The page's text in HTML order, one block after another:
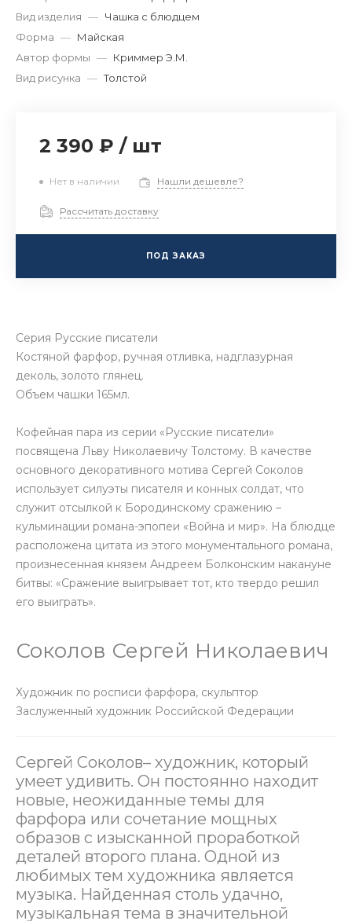
Вид изделия — Чашка с блюдцем
Форма — Майская
Автор формы — Криммер Э.М.
Вид рисунка — Толстой
2 390 ₽ / шт
Нет в наличии Нашли дешевле?
Рассчитать доставку
ПОД ЗАКАЗ
Серия Русские писатели
Костяной фарфор, ручная отливка, надглазурная
деколь, золото глянец.
Объем чашки 165мл.
Кофейная пара из серии «Русские писатели»
посвящена Льву Николаевичу Толстому. В качестве
основного декоративного мотива Сергей Соколов
использует силуэты писателя и конных солдат, что
служит отсылкой к Бородинскому сражению –
кульминации романа-эпопеи «Война и мир». На блюдце
расположена цитата из этого монументального романа,
произнесенная князем Андреем Болконским накануне
битвы: «Сражение выигрывает тот, кто твердо решил
его выиграть».
Соколов Сергей Николаевич
Художник по росписи фарфора, скульптор
Заслуженный художник Российской Федерации
Сергей Соколов– художник, который
умеет удивить. Он постоянно находит
новые, неожиданные темы для
фарфора или сочетание мощных
образов с изысканной проработкой
деталей второго плана. Одной из
любимых тем художника является
музыка. Найденная столь удачно,
музыкальная тема в значительной